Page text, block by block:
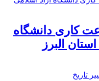
کاری دانشگاه
البرز